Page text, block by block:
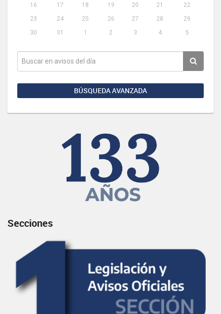
16
17 18 19 20 21
22
23
24 25 26 27 28
29
30
31 1 2 3 4 5
BÚSQUEDA AVANZADA
Secciones